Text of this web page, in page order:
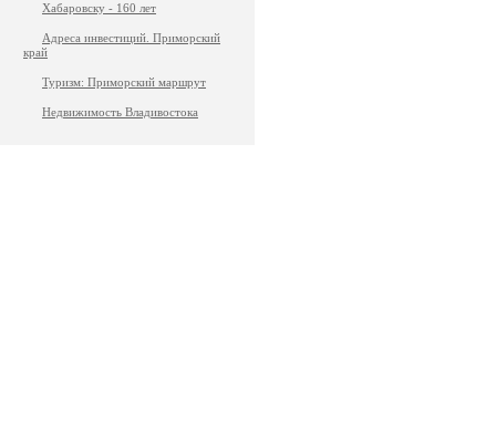
Хабаровску - 160 лет
Адреса инвестиций. Приморский
край
Туризм: Приморский маршрут
Недвижимость Владивостока